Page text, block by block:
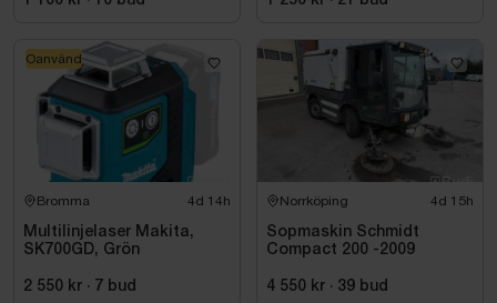
Bromma 4d 14h
Multilinjelaser Makita,
SK700GD, Grön
2 550 kr · 7 bud
Oanvänd
Norrköping 4d 15h
Sopmaskin Schmidt
Compact 200 -2009
4 550 kr · 39 bud